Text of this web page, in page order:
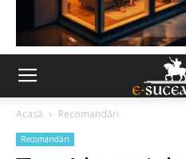
Acasă Recomandări
Recomandări